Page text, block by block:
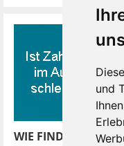
und
WIE FINDE ICH